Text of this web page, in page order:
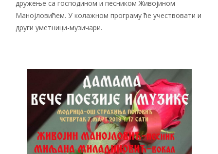
дружење са господином и песником Живојином
Манојловићем. У колажном програму ће учествовати и
други уметници-музичари.